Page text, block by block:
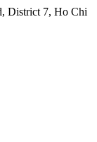
District 7, Ho Chi